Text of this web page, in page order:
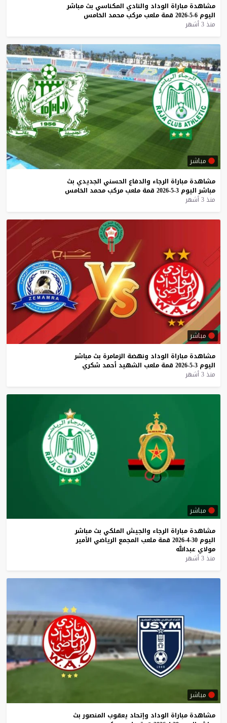
مشاهدة مباراة الوداد والنادي المكناسي بث مباشر
اليوم 6-5-2026 قمة ملعب مركب محمد الخامس
منذ 3 أشهر
مباشر
مشاهدة مباراة الرجاء والدفاع الحسني الجديدي بث
مباشر اليوم 3-5-2026 قمة ملعب مركب محمد الخامس
منذ 3 أشهر
مباشر
مشاهدة مباراة الوداد ونهضة الزمامرة بث مباشر
اليوم 3-5-2026 قمة ملعب الشهيد أحمد شكري
منذ 3 أشهر
مباشر
مشاهدة مباراة الرجاء والجيش الملكي بث مباشر
اليوم 30-4-2026 قمة ملعب المجمع الرياضي الأمير
مولاي عبدالله
منذ 3 أشهر
مباشر
مشاهدة مباراة الوداد وإتحاد يعقوب المنصور بث